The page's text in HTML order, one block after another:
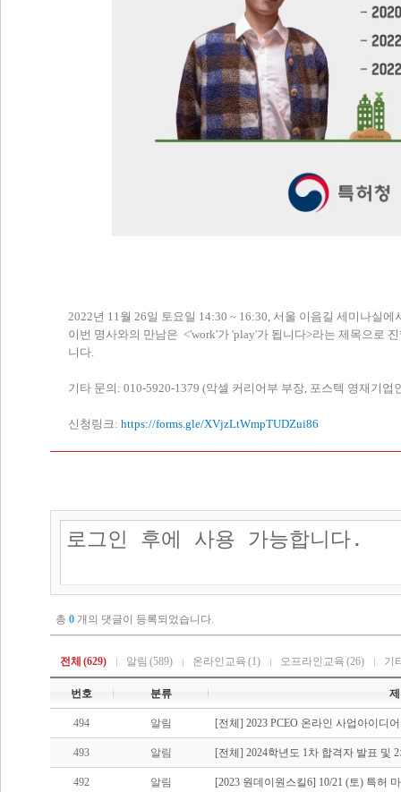
2022년 11월 26일 토요일 14:30 ~ 16:30, 서울 이음길 세미나실
이번 명사와의 만남은 <'work'가 'play'가 됩니다>라는 제목으로
니다.
기타 문의: 010-5920-1379 (악셀 커리어부 부장, 포스텍 영재기업
신청링크: https://forms.gle/XVjzLtWmpTUDZui86
총 0 개의 댓글이 등록되었습니다.
전체 (629) 알림 (589) 온라인교육 (1) 오프라인교육 (26) 기
번호 분류
494 알림 [전체] 2023 PCEO 온라인 사업아이디
493 알림 [전체] 2024학년도 1차 합격자 발표 및
492 알림 [2023 원데이원스킬6] 10/21 (토) 특허